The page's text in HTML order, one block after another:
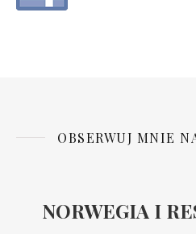
OBSERWUJ MNIE
NORWEGIA I